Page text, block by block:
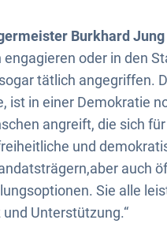
Burkhard
oder in den
tätlich angegriffen.
ist in einer Demokratie
angreift, die sich
und
auch
Sie alle
Unterstützung.“